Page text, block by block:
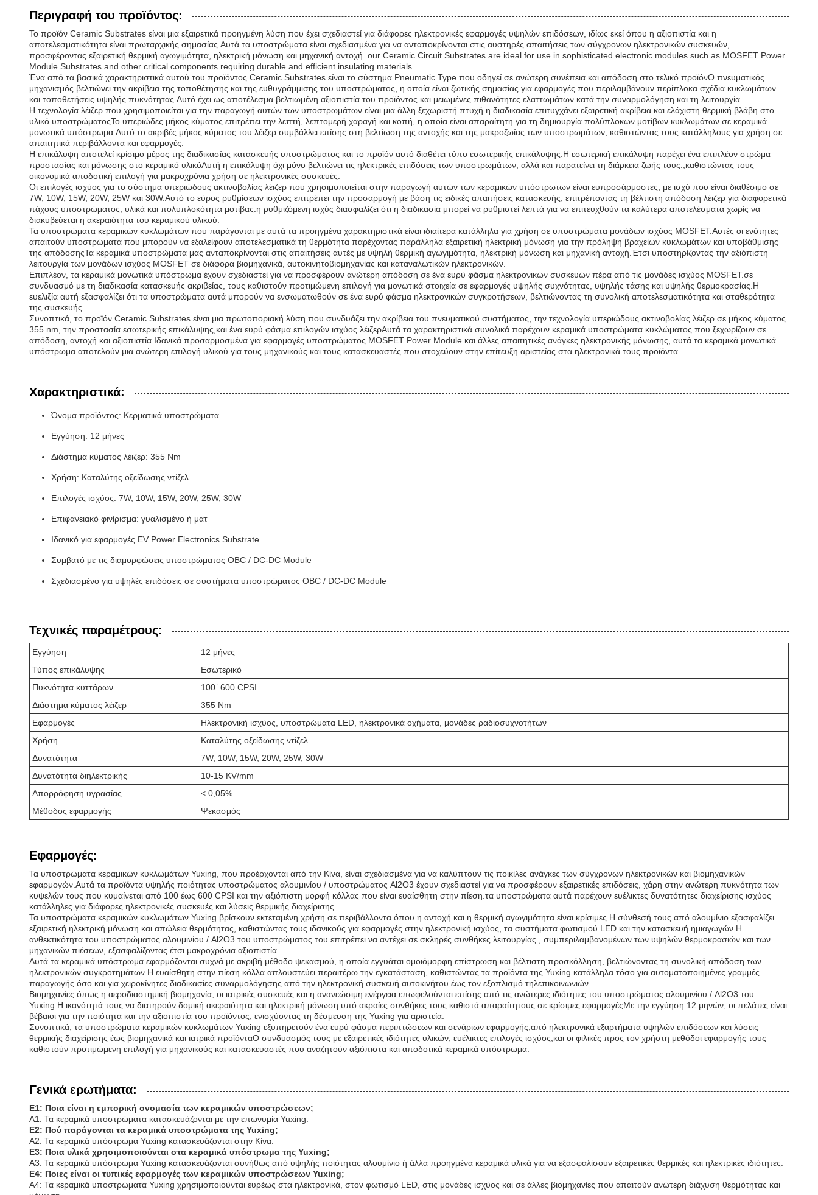
Περιγραφή του προϊόντος:
Το προϊόν Ceramic Substrates είναι μια εξαιρετικά προηγμένη λύση που έχει σχεδιαστεί για διάφορες ηλεκτρονικές εφαρμογές υψηλών επιδόσεων, ιδίως εκεί όπου η αξιοπιστία και η
αποτελεσματικότητα είναι πρωταρχικής σημασίας.Αυτά τα υποστρώματα είναι σχεδιασμένα για να ανταποκρίνονται στις αυστηρές απαιτήσεις των σύγχρονων ηλεκτρονικών συσκευών,
προσφέροντας εξαιρετική θερμική αγωγιμότητα, ηλεκτρική μόνωση και μηχανική αντοχή. our Ceramic Circuit Substrates are ideal for use in sophisticated electronic modules such as MOSFET Power
Module Substrates and other critical components requiring durable and efficient insulating materials.
Ένα από τα βασικά χαρακτηριστικά αυτού του προϊόντος Ceramic Substrates είναι το σύστημα Pneumatic Type.που οδηγεί σε ανώτερη συνέπεια και απόδοση στο τελικό προϊόνΟ πνευματικός
μηχανισμός βελτιώνει την ακρίβεια της τοποθέτησης και της ευθυγράμμισης του υποστρώματος, η οποία είναι ζωτικής σημασίας για εφαρμογές που περιλαμβάνουν περίπλοκα σχέδια κυκλωμάτων
και τοποθετήσεις υψηλής πυκνότητας.Αυτό έχει ως αποτέλεσμα βελτιωμένη αξιοπιστία του προϊόντος και μειωμένες πιθανότητες ελαττωμάτων κατά την συναρμολόγηση και τη λειτουργία.
Η τεχνολογία λέιζερ που χρησιμοποιείται για την παραγωγή αυτών των υποστρωμάτων είναι μια άλλη ξεχωριστή πτυχή.η διαδικασία επιτυγχάνει εξαιρετική ακρίβεια και ελάχιστη θερμική βλάβη στο
υλικό υποστρώματοςΤο υπεριώδες μήκος κύματος επιτρέπει την λεπτή, λεπτομερή χαραγή και κοπή, η οποία είναι απαραίτητη για τη δημιουργία πολύπλοκων μοτίβων κυκλωμάτων σε κεραμικά
μονωτικά υπόστρωμα.Αυτό το ακριβές μήκος κύματος του λέιζερ συμβάλλει επίσης στη βελτίωση της αντοχής και της μακροζωίας των υποστρωμάτων, καθιστώντας τους κατάλληλους για χρήση σε
απαιτητικά περιβάλλοντα και εφαρμογές.
Η επικάλυψη αποτελεί κρίσιμο μέρος της διαδικασίας κατασκευής υποστρώματος και το προϊόν αυτό διαθέτει τύπο εσωτερικής επικάλυψης.Η εσωτερική επικάλυψη παρέχει ένα επιπλέον στρώμα
προστασίας και μόνωσης στο κεραμικό υλικόΑυτή η επικάλυψη όχι μόνο βελτιώνει τις ηλεκτρικές επιδόσεις των υποστρωμάτων, αλλά και παρατείνει τη διάρκεια ζωής τους.,καθιστώντας τους
οικονομικά αποδοτική επιλογή για μακροχρόνια χρήση σε ηλεκτρονικές συσκευές.
Οι επιλογές ισχύος για το σύστημα υπεριώδους ακτινοβολίας λέιζερ που χρησιμοποιείται στην παραγωγή αυτών των κεραμικών υπόστρωτων είναι ευπροσάρμοστες, με ισχύ που είναι διαθέσιμο σε
7W, 10W, 15W, 20W, 25W και 30W.Αυτό το εύρος ρυθμίσεων ισχύος επιτρέπει την προσαρμογή με βάση τις ειδικές απαιτήσεις κατασκευής, επιτρέποντας τη βέλτιστη απόδοση λέιζερ για διαφορετικά
πάχους υποστρώματος, υλικά και πολυπλοκότητα μοτίβας.η ρυθμιζόμενη ισχύς διασφαλίζει ότι η διαδικασία μπορεί να ρυθμιστεί λεπτά για να επιτευχθούν τα καλύτερα αποτελέσματα χωρίς να
διακυβεύεται η ακεραιότητα του κεραμικού υλικού.
Τα υποστρώματα κεραμικών κυκλωμάτων που παράγονται με αυτά τα προηγμένα χαρακτηριστικά είναι ιδιαίτερα κατάλληλα για χρήση σε υποστρώματα μονάδων ισχύος MOSFET.Αυτές οι ενότητες
απαιτούν υποστρώματα που μπορούν να εξαλείφουν αποτελεσματικά τη θερμότητα παρέχοντας παράλληλα εξαιρετική ηλεκτρική μόνωση για την πρόληψη βραχείων κυκλωμάτων και υποβάθμισης
της απόδοσηςΤα κεραμικά υποστρώματα μας ανταποκρίνονται στις απαιτήσεις αυτές με υψηλή θερμική αγωγιμότητα, ηλεκτρική μόνωση και μηχανική αντοχή.Έτσι υποστηρίζοντας την αξιόπιστη
λειτουργία των μονάδων ισχύος MOSFET σε διάφορα βιομηχανικά, αυτοκινητοβιομηχανίας και καταναλωτικών ηλεκτρονικών.
Επιπλέον, τα κεραμικά μονωτικά υπόστρωμα έχουν σχεδιαστεί για να προσφέρουν ανώτερη απόδοση σε ένα ευρύ φάσμα ηλεκτρονικών συσκευών πέρα από τις μονάδες ισχύος MOSFET.σε
συνδυασμό με τη διαδικασία κατασκευής ακριβείας, τους καθιστούν προτιμώμενη επιλογή για μονωτικά στοιχεία σε εφαρμογές υψηλής συχνότητας, υψηλής τάσης και υψηλής θερμοκρασίας.Η
ευελιξία αυτή εξασφαλίζει ότι τα υποστρώματα αυτά μπορούν να ενσωματωθούν σε ένα ευρύ φάσμα ηλεκτρονικών συγκροτήσεων, βελτιώνοντας τη συνολική αποτελεσματικότητα και σταθερότητα
της συσκευής.
Συνοπτικά, το προϊόν Ceramic Substrates είναι μια πρωτοποριακή λύση που συνδυάζει την ακρίβεια του πνευματικού συστήματος, την τεχνολογία υπεριώδους ακτινοβολίας λέιζερ σε μήκος κύματος
355 nm, την προστασία εσωτερικής επικάλυψης,και ένα ευρύ φάσμα επιλογών ισχύος λέιζερΑυτά τα χαρακτηριστικά συνολικά παρέχουν κεραμικά υποστρώματα κυκλώματος που ξεχωρίζουν σε
απόδοση, αντοχή και αξιοπιστία.Ιδανικά προσαρμοσμένα για εφαρμογές υποστρώματος MOSFET Power Module και άλλες απαιτητικές ανάγκες ηλεκτρονικής μόνωσης, αυτά τα κεραμικά μονωτικά
υπόστρωμα αποτελούν μια ανώτερη επιλογή υλικού για τους μηχανικούς και τους κατασκευαστές που στοχεύουν στην επίτευξη αριστείας στα ηλεκτρονικά τους προϊόντα.
Χαρακτηριστικά:
Όνομα προϊόντος: Κερματικά υποστρώματα
Εγγύηση: 12 μήνες
Διάστημα κύματος λέιζερ: 355 Nm
Χρήση: Καταλύτης οξείδωσης ντίζελ
Επιλογές ισχύος: 7W, 10W, 15W, 20W, 25W, 30W
Επιφανειακό φινίρισμα: γυαλισμένο ή ματ
Ιδανικό για εφαρμογές EV Power Electronics Substrate
Συμβατό με τις διαμορφώσεις υποστρώματος OBC / DC-DC Module
Σχεδιασμένο για υψηλές επιδόσεις σε συστήματα υποστρώματος OBC / DC-DC Module
Τεχνικές παραμέτρους:
Εγγύηση
12 μήνες
Τύπος επικάλυψης
Εσωτερικό
Πυκνότητα κυττάρων
100 ̇ 600 CPSI
Διάστημα κύματος λέιζερ
355 Nm
Εφαρμογές
Ηλεκτρονική ισχύος, υποστρώματα LED, ηλεκτρονικά οχήματα, μονάδες ραδιοσυχνοτήτων
Χρήση
Καταλύτης οξείδωσης ντίζελ
Δυνατότητα
7W, 10W, 15W, 20W, 25W, 30W
Δυνατότητα διηλεκτρικής
10-15 KV/mm
Απορρόφηση υγρασίας
< 0,05%
Μέθοδος εφαρμογής
Ψεκασμός
Εφαρμογές:
Τα υποστρώματα κεραμικών κυκλωμάτων Yuxing, που προέρχονται από την Κίνα, είναι σχεδιασμένα για να καλύπτουν τις ποικίλες ανάγκες των σύγχρονων ηλεκτρονικών και βιομηχανικών
εφαρμογών.Αυτά τα προϊόντα υψηλής ποιότητας υποστρώματος αλουμινίου / υποστρώματος Al2O3 έχουν σχεδιαστεί για να προσφέρουν εξαιρετικές επιδόσεις, χάρη στην ανώτερη πυκνότητα των
κυψελών τους που κυμαίνεται από 100 έως 600 CPSI και την αξιόπιστη μορφή κόλλας που είναι ευαίσθητη στην πίεση.τα υποστρώματα αυτά παρέχουν ευέλικτες δυνατότητες διαχείρισης ισχύος
κατάλληλες για διάφορες ηλεκτρονικές συσκευές και λύσεις θερμικής διαχείρισης.
Τα υποστρώματα κεραμικών κυκλωμάτων Yuxing βρίσκουν εκτεταμένη χρήση σε περιβάλλοντα όπου η αντοχή και η θερμική αγωγιμότητα είναι κρίσιμες.Η σύνθεσή τους από αλουμίνιο εξασφαλίζει
εξαιρετική ηλεκτρική μόνωση και απώλεια θερμότητας, καθιστώντας τους ιδανικούς για εφαρμογές στην ηλεκτρονική ισχύος, τα συστήματα φωτισμού LED και την κατασκευή ημιαγωγών.Η
ανθεκτικότητα του υποστρώματος αλουμινίου / Al2O3 του υποστρώματος του επιτρέπει να αντέχει σε σκληρές συνθήκες λειτουργίας., συμπεριλαμβανομένων των υψηλών θερμοκρασιών και των
μηχανικών πιέσεων, εξασφαλίζοντας έτσι μακροχρόνια αξιοπιστία.
Αυτά τα κεραμικά υπόστρωμα εφαρμόζονται συχνά με ακριβή μέθοδο ψεκασμού, η οποία εγγυάται ομοιόμορφη επίστρωση και βέλτιστη προσκόλληση, βελτιώνοντας τη συνολική απόδοση των
ηλεκτρονικών συγκροτημάτων.Η ευαίσθητη στην πίεση κόλλα απλουστεύει περαιτέρω την εγκατάσταση, καθιστώντας τα προϊόντα της Yuxing κατάλληλα τόσο για αυτοματοποιημένες γραμμές
παραγωγής όσο και για χειροκίνητες διαδικασίες συναρμολόγησης.από την ηλεκτρονική συσκευή αυτοκινήτου έως τον εξοπλισμό τηλεπικοινωνιών.
Βιομηχανίες όπως η αεροδιαστημική βιομηχανία, οι ιατρικές συσκευές και η ανανεώσιμη ενέργεια επωφελούνται επίσης από τις ανώτερες ιδιότητες του υποστρώματος αλουμινίου / Al2O3 του
Yuxing.Η ικανότητά τους να διατηρούν δομική ακεραιότητα και ηλεκτρική μόνωση υπό ακραίες συνθήκες τους καθιστά απαραίτητους σε κρίσιμες εφαρμογέςΜε την εγγύηση 12 μηνών, οι πελάτες είναι
βέβαιοι για την ποιότητα και την αξιοπιστία του προϊόντος, ενισχύοντας τη δέσμευση της Yuxing για αριστεία.
Συνοπτικά, τα υποστρώματα κεραμικών κυκλωμάτων Yuxing εξυπηρετούν ένα ευρύ φάσμα περιπτώσεων και σενάριων εφαρμογής,από ηλεκτρονικά εξαρτήματα υψηλών επιδόσεων και λύσεις
θερμικής διαχείρισης έως βιομηχανικά και ιατρικά προϊόνταΟ συνδυασμός τους με εξαιρετικές ιδιότητες υλικών, ευέλικτες επιλογές ισχύος,και οι φιλικές προς τον χρήστη μεθόδοι εφαρμογής τους
καθιστούν προτιμώμενη επιλογή για μηχανικούς και κατασκευαστές που αναζητούν αξιόπιστα και αποδοτικά κεραμικά υπόστρωμα.
Γενικά ερωτήματα:
Ε1: Ποια είναι η εμπορική ονομασία των κεραμικών υποστρώσεων;
Α1: Τα κεραμικά υποστρώματα κατασκευάζονται με την επωνυμία Yuxing.
Ε2: Πού παράγονται τα κεραμικά υποστρώματα της Yuxing;
Α2: Τα κεραμικά υπόστρωμα Yuxing κατασκευάζονται στην Κίνα.
Ε3: Ποια υλικά χρησιμοποιούνται στα κεραμικά υπόστρωμα της Yuxing;
Α3: Τα κεραμικά υπόστρωμα Yuxing κατασκευάζονται συνήθως από υψηλής ποιότητας αλουμίνιο ή άλλα προηγμένα κεραμικά υλικά για να εξασφαλίσουν εξαιρετικές θερμικές και ηλεκτρικές ιδιότητες.
Ε4: Ποιες είναι οι τυπικές εφαρμογές των κεραμικών υποστρώσεων Yuxing;
Α4: Τα κεραμικά υποστρώματα Yuxing χρησιμοποιούνται ευρέως στα ηλεκτρονικά, στον φωτισμό LED, στις μονάδες ισχύος και σε άλλες βιομηχανίες που απαιτούν ανώτερη διάχυση θερμότητας και